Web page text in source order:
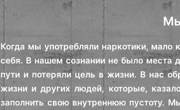
Когда мы употребляли наркотики,
себя. В нашем сознании не было места
пути и потеряли цель в жизни. В нас
жизни и других людей, которые,
заполнить свою внутреннюю пустоту.